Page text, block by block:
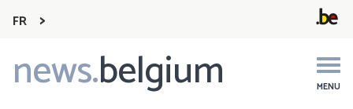
FR
news.belgium MENU
Main
navigation